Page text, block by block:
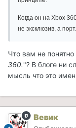
Когда он на Xbox
не эксклюзив, а порт.
Что вам не
360."? В блоге ни
мысль что это
Вевик